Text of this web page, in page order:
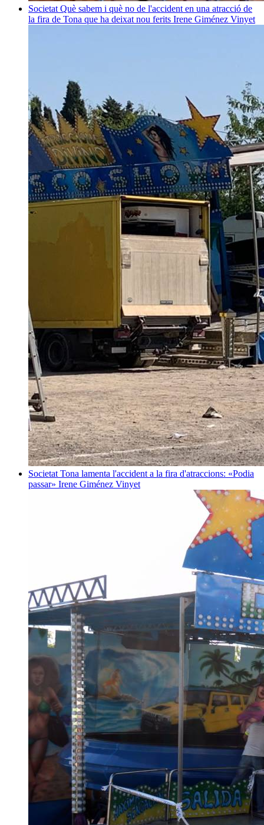
Societat Què sabem i què no de l'accident en una atracció de
la fira de Tona que ha deixat nou ferits Irene Giménez Vinyet
Societat Tona lamenta l'accident a la fira d'atraccions: «Podia
passar» Irene Giménez Vinyet